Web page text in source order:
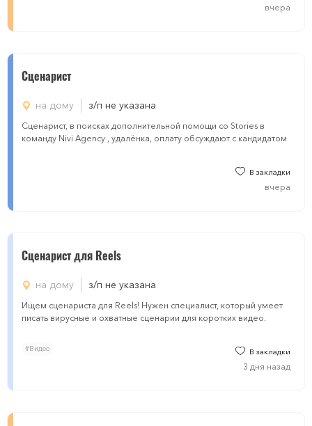
вчера
Сценарист
на дому з/п не указана
Сценарист, в поисках дополнительной помощи со Stories в
команду Nivi Agency , удалёнка, оплату обсуждают с кандидатом
В закладки
вчера
Сценарист для Reels
на дому з/п не указана
Ищем сценариста для Reels! Нужен специалист, который умеет
писать вирусные и охватные сценарии для коротких видео.
#Видео В закладки
3 дня назад